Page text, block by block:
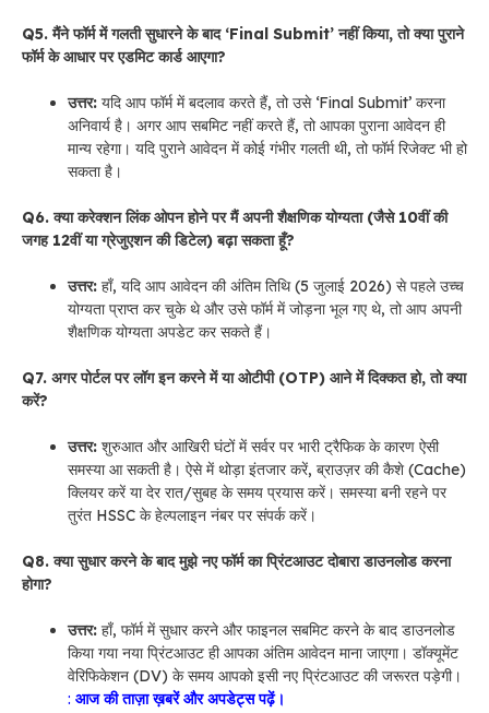
Q5. मैंने फॉर्म में गलती सुधारने के बाद ‘Final Submit’ नहीं किया, तो क्या पुराने
फॉर्म के आधार पर एडमिट कार्ड आएगा?
उत्तर: यदि आप फॉर्म में बदलाव करते हैं, तो उसे ‘Final Submit’ करना
अनिवार्य है। अगर आप सबमिट नहीं करते हैं, तो आपका पुराना आवेदन ही
मान्य रहेगा। यदि पुराने आवेदन में कोई गंभीर गलती थी, तो फॉर्म रिजेक्ट भी हो
सकता है।
Q6. क्या करेक्शन लिंक ओपन होने पर मैं अपनी शैक्षणिक योग्यता (जैसे 10वीं की
जगह 12वीं या ग्रेजुएशन की डिटेल) बढ़ा सकता हूँ?
उत्तर: हाँ, यदि आप आवेदन की अंतिम तिथि (5 जुलाई 2026) से पहले उच्च
योग्यता प्राप्त कर चुके थे और उसे फॉर्म में जोड़ना भूल गए थे, तो आप अपनी
शैक्षणिक योग्यता अपडेट कर सकते हैं।
Q7. अगर पोर्टल पर लॉग इन करने में या ओटीपी (OTP) आने में दिक्कत हो, तो क्या
करें?
उत्तर: शुरुआत और आखिरी घंटों में सर्वर पर भारी ट्रैफिक के कारण ऐसी
समस्या आ सकती है। ऐसे में थोड़ा इंतजार करें, ब्राउज़र की कैशे (Cache)
क्लियर करें या देर रात/सुबह के समय प्रयास करें। समस्या बनी रहने पर
तुरंत HSSC के हेल्पलाइन नंबर पर संपर्क करें।
Q8. क्या सुधार करने के बाद मुझे नए फॉर्म का प्रिंटआउट दोबारा डाउनलोड करना
होगा?
उत्तर: हाँ, फॉर्म में सुधार करने और फाइनल सबमिट करने के बाद डाउनलोड
किया गया नया प्रिंटआउट ही आपका अंतिम आवेदन माना जाएगा। डॉक्यूमेंट
वेरिफिकेशन (DV) के समय आपको इसी नए प्रिंटआउट की जरूरत पड़ेगी।
: आज की ताज़ा ख़बरें और अपडेट्स पढ़ें।